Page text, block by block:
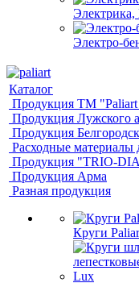
Электро-
Каталог
Продукция ТМ
Продукция Лужского
Продукция
Расходные материалы
Продукция "TRIO-
Продукция Арма
Разная продукция
Круги